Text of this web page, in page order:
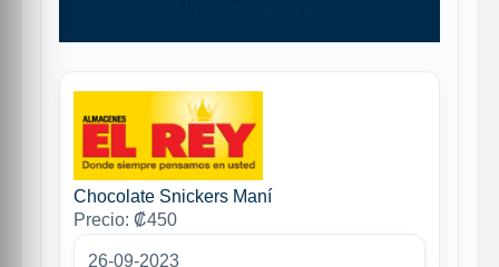
Chocolate Snickers Maní
Precio: ₡450
26-09-2023